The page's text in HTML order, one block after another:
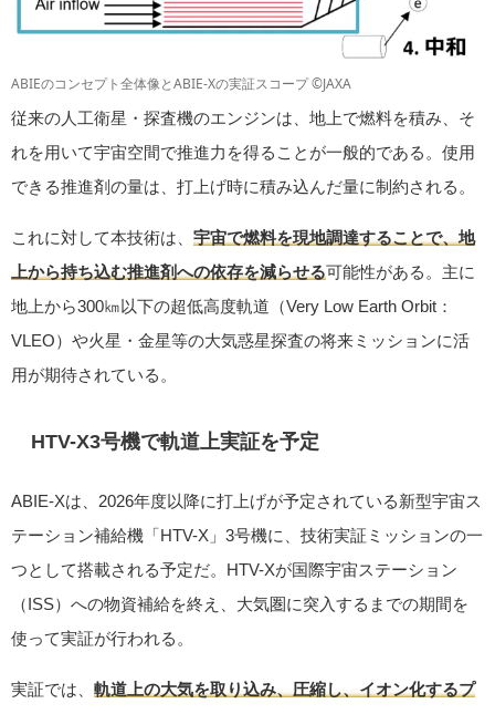
ABIEのコンセプト全体像とABIE-Xの実証スコープ ©JAXA
従来の人工衛星・探査機のエンジンは、地上で燃料を積み、そ
れを用いて宇宙空間で推進力を得ることが一般的である。使用
できる推進剤の量は、打上げ時に積み込んだ量に制約される。
これに対して本技術は、 宇宙で燃料を現地調達することで、地
上から持ち込む推進剤への依存を減らせる可能性がある。主に
地上から300㎞以下の超低高度軌道（Very Low Earth Orbit：
VLEO）や火星・金星等の大気惑星探査の将来ミッションに活
用が期待されている。
HTV-X3号機で軌道上実証を予定
ABIE-Xは、2026年度以降に打上げが予定されている新型宇宙ス
テーション補給機「HTV-X」3号機に、技術実証ミッションの一
つとして搭載される予定だ。HTV-Xが国際宇宙ステーション
（ISS）への物資補給を終え、大気圏に突入するまでの期間を
使って実証が行われる。
実証では、 軌道上の大気を取り込み、圧縮し、イオン化するプ